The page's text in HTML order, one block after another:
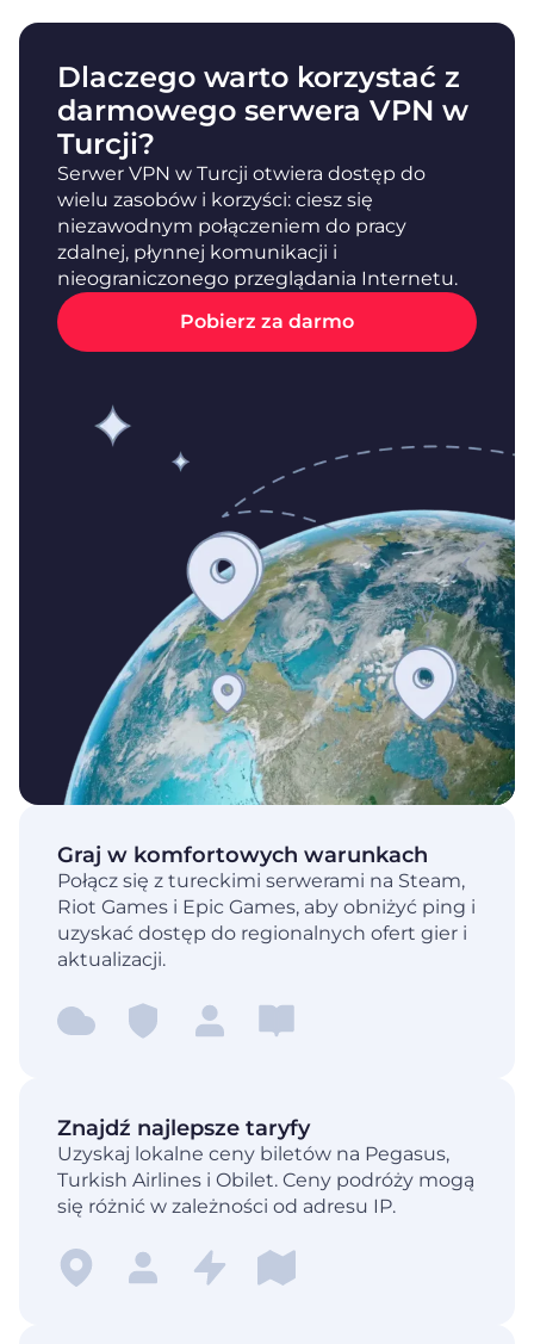
Dlaczego warto korzystać z
darmowego serwera VPN w
Turcji?
Serwer VPN w Turcji otwiera dostęp do
wielu zasobów i korzyści: ciesz się
niezawodnym połączeniem do pracy
zdalnej, płynnej komunikacji i
nieograniczonego przeglądania Internetu.
Pobierz za darmo
Graj w komfortowych warunkach
Połącz się z tureckimi serwerami na Steam,
Riot Games i Epic Games, aby obniżyć ping i
uzyskać dostęp do regionalnych ofert gier i
aktualizacji.
Znajdź najlepsze taryfy
Uzyskaj lokalne ceny biletów na Pegasus,
Turkish Airlines i Obilet. Ceny podróży mogą
się różnić w zależności od adresu IP.